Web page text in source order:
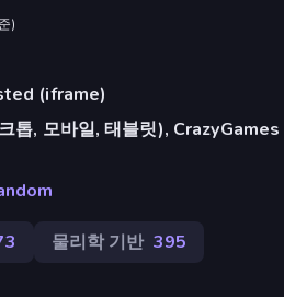
)
(iframe)
톱, 모바일, 태블릿),
물리학 기반 395